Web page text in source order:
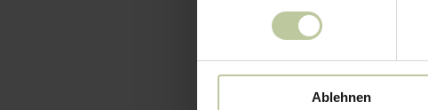
Ablehnen